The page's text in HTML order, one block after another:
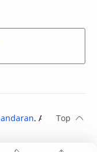
. All rights